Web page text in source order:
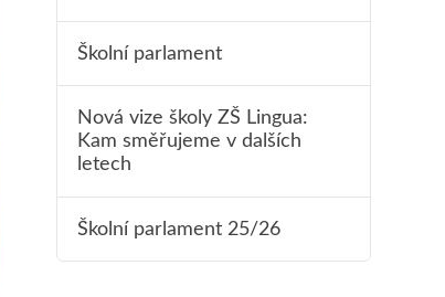
Školní parlament
Nová vize školy ZŠ Lingua:
Kam směřujeme v dalších
letech
Školní parlament 25/26